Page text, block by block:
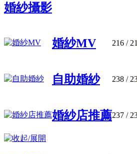
婚紗攝影
婚紗MV 216 /
自助婚紗 238 /
婚紗店推薦237 /